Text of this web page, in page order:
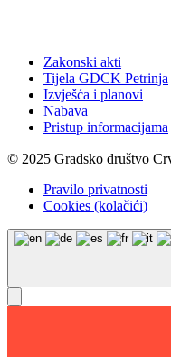
Zakonski akti
Tijela GDCK Petrinja
Izvješća i planovi
Nabava
Pristup informacijama
© 2025 Gradsko društvo
Pravilo privatnosti
Cookies (kolačići)